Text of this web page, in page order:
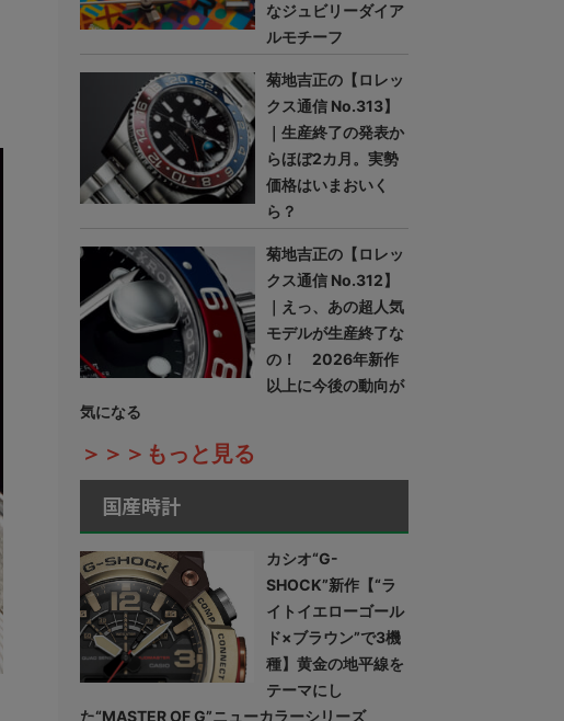
なジュビリーダイア
ルモチーフ
菊地吉正の【ロレッ
クス通信 No.313】
｜生産終了の発表か
らほぼ2カ月。実勢
価格はいまおいく
ら？
菊地吉正の【ロレッ
クス通信 No.312】
｜えっ、あの超人気
モデルが生産終了な
の！ 2026年新作
以上に今後の動向が
気になる
＞＞＞もっと見る
国産時計
カシオ“G-
SHOCK”新作【“ラ
イトイエローゴール
ド×ブラウン”で3機
種】黄金の地平線を
テーマにし
た“MASTER OF G”ニューカラーシリーズ